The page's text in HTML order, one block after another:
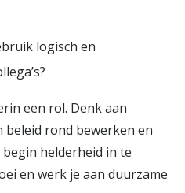
logisch en
een rol. Denk aan
beleid rond bewerken en
helderheid in te
en werk je aan duurzame